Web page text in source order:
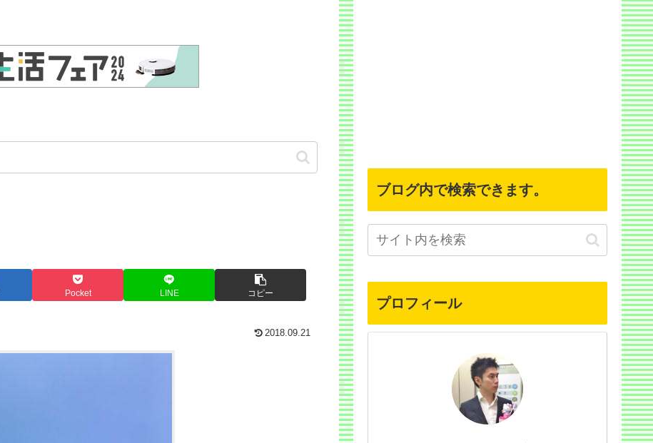
Pocket LINE コピー
2018.09.21
ブログ内で検索できます。
プロフィール